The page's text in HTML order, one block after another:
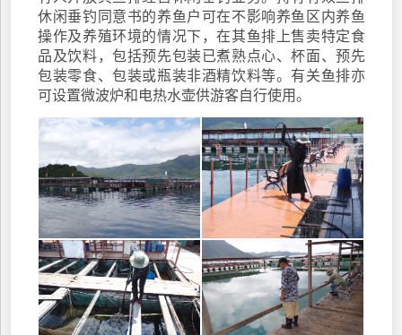
休闲垂钓同意书的养鱼户可在不影响养鱼区内养鱼
操作及养殖环境的情况下，在其鱼排上售卖特定食
品及饮料，包括预先包装已煮熟点心、杯面、预先
包装零食、包装或瓶装非酒精饮料等。有关鱼排亦
可设置微波炉和电热水壶供游客自行使用。